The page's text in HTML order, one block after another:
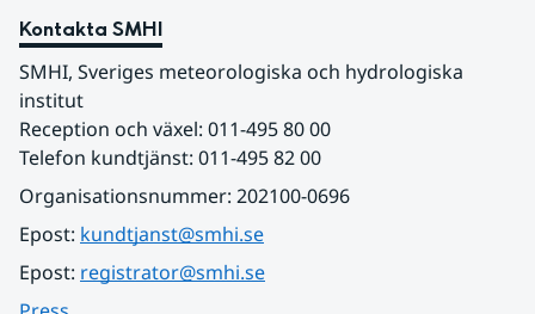
Kontakta SMHI
SMHI, Sveriges meteorologiska och hydrologiska
institut
Reception och växel: 011-495 80 00
Telefon kundtjänst: 011-495 82 00
Organisationsnummer: 202100-0696
Epost: kundtjanst@smhi.se
Epost: registrator@smhi.se